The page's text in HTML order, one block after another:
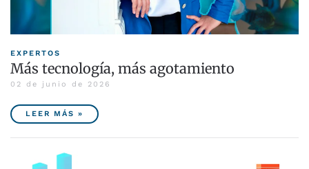
EXPERTOS
Más tecnología, más agotamiento
02 de junio de 2026
LEER MÁS »